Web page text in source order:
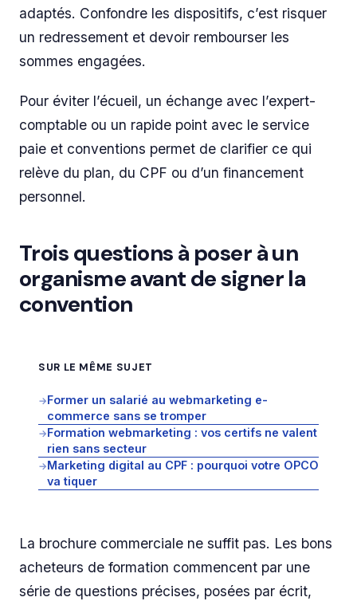
adaptés. Confondre les dispositifs, c’est risquer
un redressement et devoir rembourser les
sommes engagées.
Pour éviter l’écueil, un échange avec l’expert-
comptable ou un rapide point avec le service
paie et conventions permet de clarifier ce qui
relève du plan, du CPF ou d’un financement
personnel.
Trois questions à poser à un
organisme avant de signer la
convention
SUR LE MÊME SUJET
→Former un salarié au webmarketing e-
commerce sans se tromper
→Formation webmarketing : vos certifs ne valent
rien sans secteur
→Marketing digital au CPF : pourquoi votre OPCO
va tiquer
La brochure commerciale ne suffit pas. Les bons
acheteurs de formation commencent par une
série de questions précises, posées par écrit,